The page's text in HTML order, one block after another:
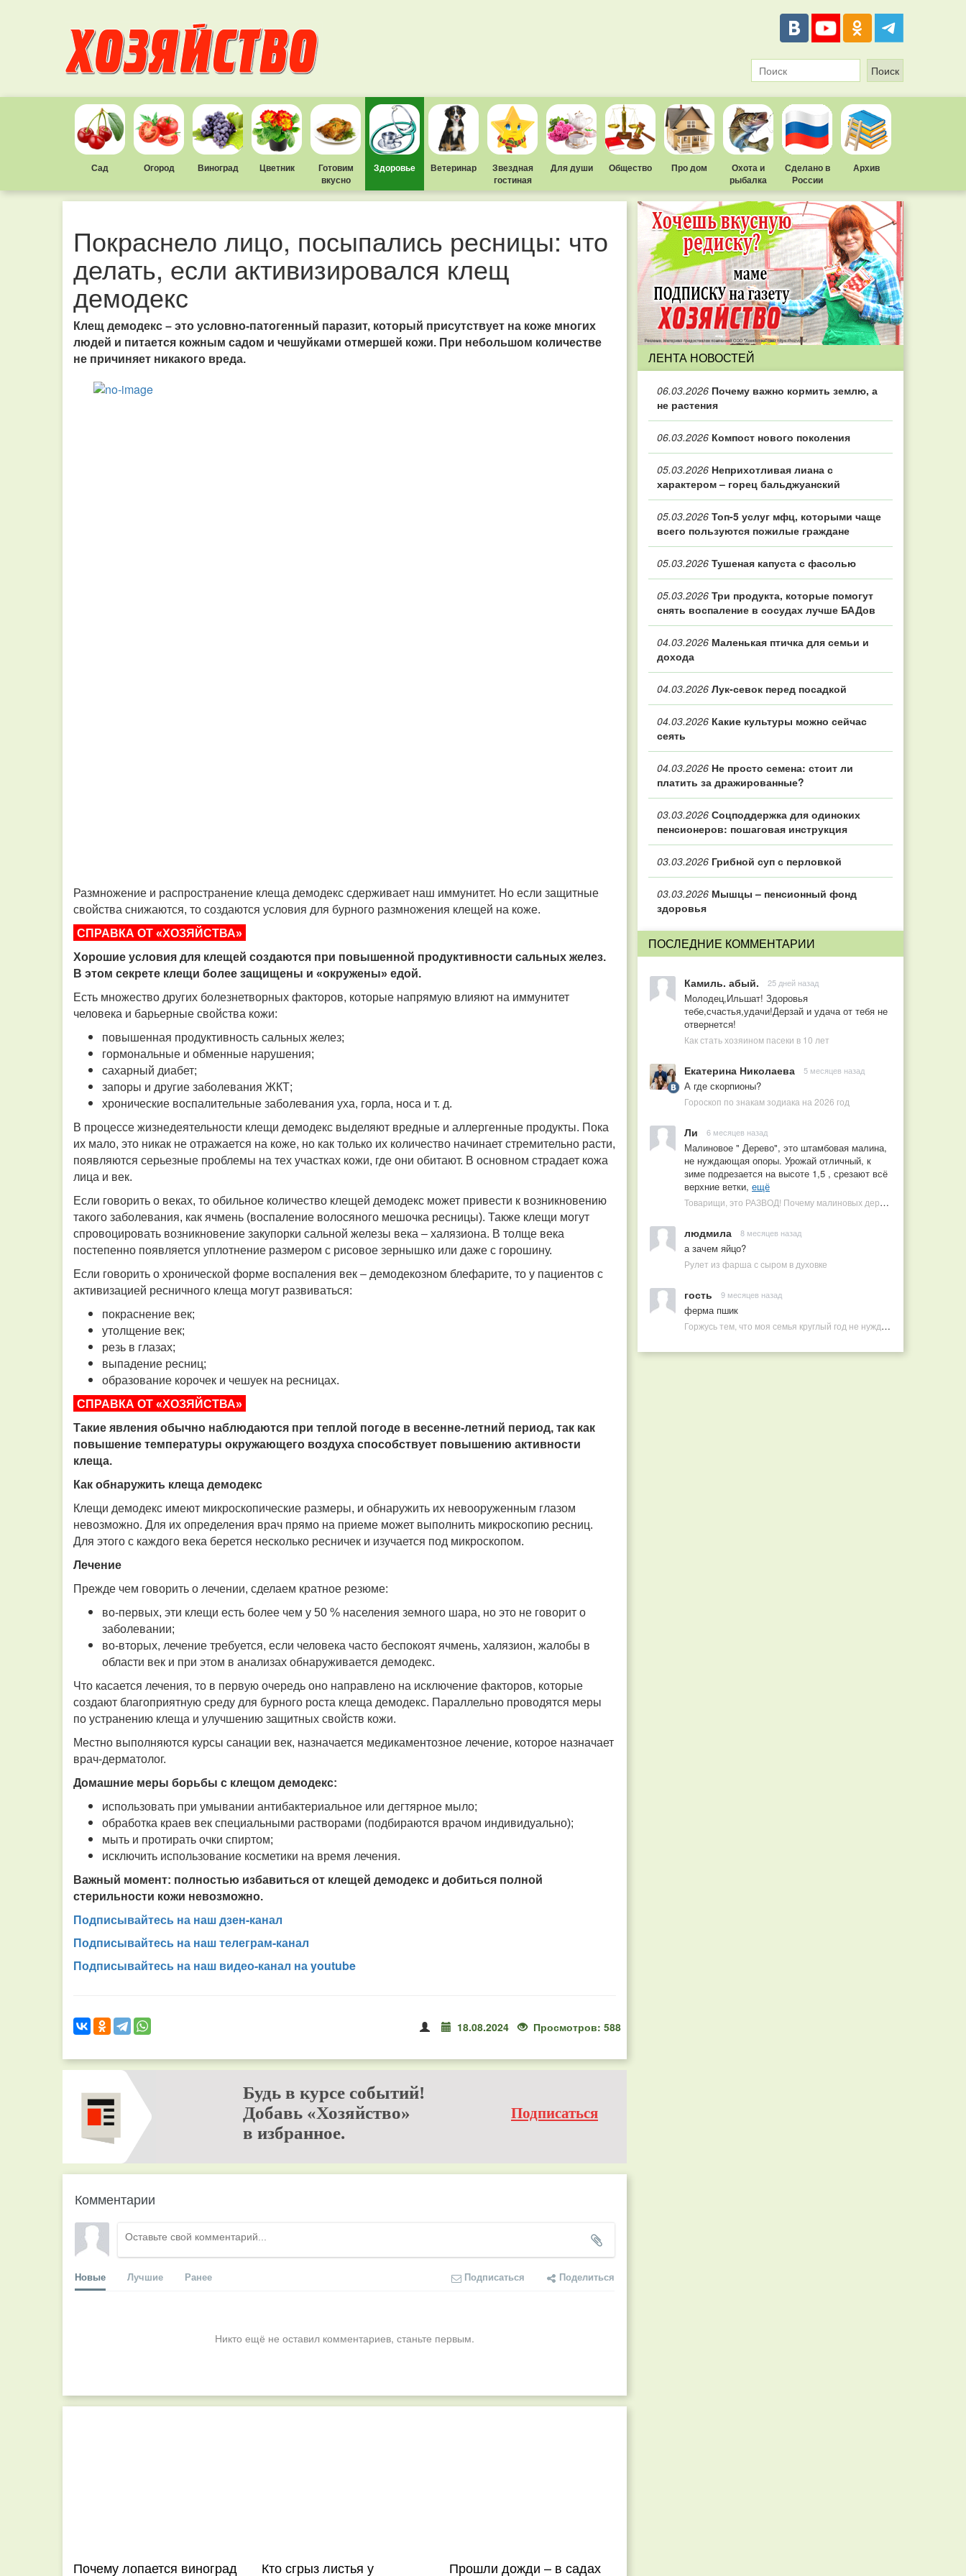
Сад Огород Виноград Цветник
Готовим
вкусно
Здоровье Ветеринар
Звездная
гостиная
Для души Общество Про дом
Охота и
рыбалка
Сделано в
России
Архив
Покраснело лицо, посыпались ресницы: что
делать, если активизировался клещ
демодекс
Клещ демодекс – это условно-патогенный паразит, который присутствует на коже многих
людей и питается кожным садом и чешуйками отмершей кожи. При небольшом количестве
не причиняет никакого вреда.
Размножение и распространение клеща демодекс сдерживает наш иммунитет. Но если защитные
свойства снижаются, то создаются условия для бурного размножения клещей на коже.
СПРАВКА ОТ «ХОЗЯЙСТВА»
Хорошие условия для клещей создаются при повышенной продуктивности сальных желез.
В этом секрете клещи более защищены и «окружены» едой.
Есть множество других болезнетворных факторов, которые напрямую влияют на иммунитет
человека и барьерные свойства кожи:
повышенная продуктивность сальных желез;
гормональные и обменные нарушения;
сахарный диабет;
запоры и другие заболевания ЖКТ;
хронические воспалительные заболевания уха, горла, носа и т. д.
В процессе жизнедеятельности клещи демодекс выделяют вредные и аллергенные продукты. Пока
их мало, это никак не отражается на коже, но как только их количество начинает стремительно расти,
появляются серьезные проблемы на тех участках кожи, где они обитают. В основном страдает кожа
лица и век.
Если говорить о веках, то обильное количество клещей демодекс может привести к возникновению
такого заболевания, как ячмень (воспаление волосяного мешочка ресницы). Также клещи могут
спровоцировать возникновение закупорки сальной железы века – халязиона. В толще века
постепенно появляется уплотнение размером с рисовое зернышко или даже с горошину.
Если говорить о хронической форме воспаления век – демодекозном блефарите, то у пациентов с
активизацией ресничного клеща могут развиваться:
покраснение век;
утолщение век;
резь в глазах;
выпадение ресниц;
образование корочек и чешуек на ресницах.
СПРАВКА ОТ «ХОЗЯЙСТВА»
Такие явления обычно наблюдаются при теплой погоде в весенне-летний период, так как
повышение температуры окружающего воздуха способствует повышению активности
клеща.
Как обнаружить клеща демодекс
Клещи демодекс имеют микроскопические размеры, и обнаружить их невооруженным глазом
невозможно. Для их определения врач прямо на приеме может выполнить микроскопию ресниц.
Для этого с каждого века берется несколько ресничек и изучается под микроскопом.
Лечение
Прежде чем говорить о лечении, сделаем кратное резюме:
во-первых, эти клещи есть более чем у 50 % населения земного шара, но это не говорит о
заболевании;
во-вторых, лечение требуется, если человека часто беспокоят ячмень, халязион, жалобы в
области век и при этом в анализах обнаруживается демодекс.
Что касается лечения, то в первую очередь оно направлено на исключение факторов, которые
создают благоприятную среду для бурного роста клеща демодекс. Параллельно проводятся меры
по устранению клеща и улучшению защитных свойств кожи.
Местно выполняются курсы санации век, назначается медикаментозное лечение, которое назначает
врач-дерматолог.
Домашние меры борьбы с клещом демодекс:
использовать при умывании антибактериальное или дегтярное мыло;
обработка краев век специальными растворами (подбираются врачом индивидуально);
мыть и протирать очки спиртом;
исключить использование косметики на время лечения.
Важный момент: полностью избавиться от клещей демодекс и добиться полной
стерильности кожи невозможно.
Подписывайтесь на наш дзен-канал
Подписывайтесь на наш телеграм-канал
Подписывайтесь на наш видео-канал на youtube
18.08.2024 Просмотров: 588
Будь в курсе событий!
Добавь «Хозяйство»
в избранное.
Подписаться
Комментарии
Новые Лучшие Ранее Подписаться Поделиться
Никто ещё не оставил комментариев, станьте первым.
Почему лопается виноград Кто сгрыз листья у Прошли дожди – в садах
ЛЕНТА НОВОСТЕЙ
06.03.2026 Почему важно кормить землю, а
не растения
06.03.2026 Компост нового поколения
05.03.2026 Неприхотливая лиана с
характером – горец бальджуанский
05.03.2026 Топ‑5 услуг мфц, которыми чаще
всего пользуются пожилые граждане
05.03.2026 Тушеная капуста с фасолью
05.03.2026 Три продукта, которые помогут
снять воспаление в сосудах лучше БАДов
04.03.2026 Маленькая птичка для семьи и
дохода
04.03.2026 Лук-севок перед посадкой
04.03.2026 Какие культуры можно сейчас
сеять
04.03.2026 Не просто семена: стоит ли
платить за дражированные?
03.03.2026 Соцподдержка для одиноких
пенсионеров: пошаговая инструкция
03.03.2026 Грибной суп с перловкой
03.03.2026 Мышцы – пенсионный фонд
здоровья
ПОСЛЕДНИЕ КОММЕНТАРИИ
Камиль. абый. 25 дней назад
Молодец,Ильшат! Здоровья
тебе,счастья,удачи!Дерзай и удача от тебя не
отвернется!
Как стать хозяином пасеки в 10 лет
Екатерина Николаева 5 месяцев назад
А где скорпионы?
Гороскоп по знакам зодиака на 2026 год
Ли 6 месяцев назад
Малиновое " Дерево", это штамбовая малина,
не нуждающая опоры. Урожай отличный, к
зиме подрезается на высоте 1,5 , срезают всё
верхние ветки, ещё
Товарищи, это РАЗВОД! Почему малиновых деревьев не бывает, или Как ушлые продавцы наживаются на мечтах садоводов
людмила 8 месяцев назад
а зачем яйцо?
Рулет из фарша с сыром в духовке
гость 9 месяцев назад
ферма пшик
Горжусь тем, что моя семья круглый год не нуждается в покупных витаминах